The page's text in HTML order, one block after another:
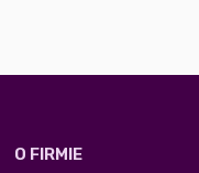
O FIRMIE